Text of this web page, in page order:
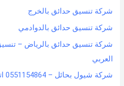
شركة تنسيق حدائق بالخرج
شركة تنسيق حدائق بالدوادمي
شركة تنسيق حدائق بالرياض –
العربي
شركة شيول بحائل – 0551154864 اتصل بنا – شركة العربي